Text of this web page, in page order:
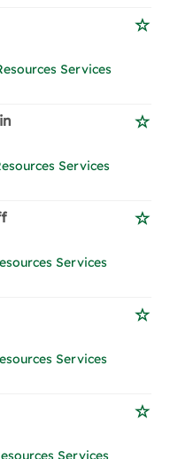
Services
Services
Services
Services
Services